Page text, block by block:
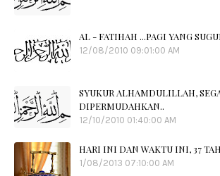
AL - FATIHAH ...PAGI YANG
12/08/2010 09:01:00 AM
SYUKUR ALHAMDULILLAH,
DIPERMUDAHKAN..
12/10/2010 01:40:00 AM
HARI INI DAN WAKTU INI, 37
1/08/2013 07:10:00 AM